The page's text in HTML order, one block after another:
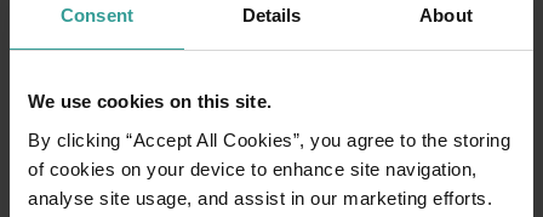
Consent Details About
We use cookies on this site.
By clicking “Accept All Cookies”, you agree to the storing
of cookies on your device to enhance site navigation,
analyse site usage, and assist in our marketing efforts.
son nom. Posez votre serviette sur le sable le
plus blanc que vous puissiez jamais rencontrer
rivage de Lucky Bay ou réservez un circuit à
destination des îles préservées du Recherche
Archipelago. Envie d'un moment de détente ?
Situé sur le littoral, ce véritable havre de paix